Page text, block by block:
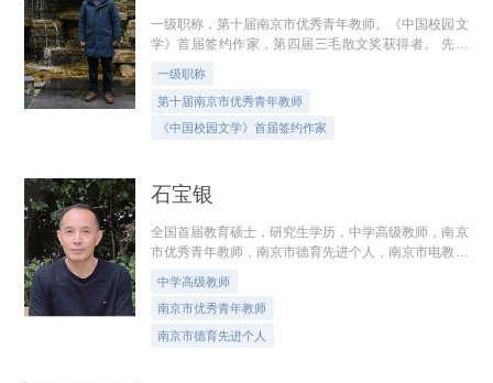
一级职称，第十届南京市优秀青年教师。《中国校园文
学》首届签约作家，第四届三毛散文奖获得者。 先后
评比二等奖、区“优秀共产党员”、区...
一级职称
第十届南京市优秀青年教师
《中国校园文学》首届签约作家
石宝银
全国首届教育硕士，研究生学历，中学高级教师，南京
市优秀青年教师，南京市德育先进个人，南京市电教先
学探讨》、《理科考试研究》等专业...
中学高级教师
南京市优秀青年教师
南京市德育先进个人